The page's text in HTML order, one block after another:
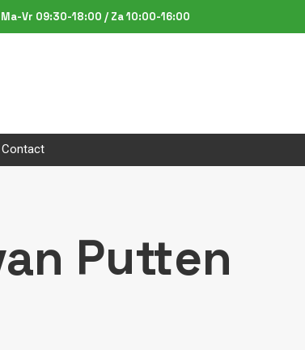
Ma-Vr 09:30-18:00 / Za 10:00-16:00
Contact
Putten